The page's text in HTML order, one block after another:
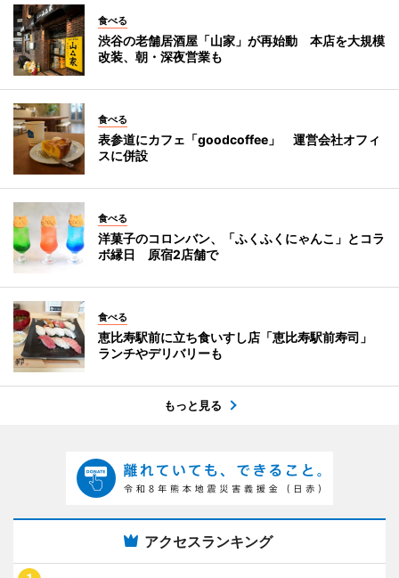
食べる
渋谷の老舗居酒屋「山家」が再始動 本店を大規模
改装、朝・深夜営業も
食べる
表参道にカフェ「goodcoffee」 運営会社オフィ
スに併設
食べる
洋菓子のコロンバン、「ふくふくにゃんこ」とコラ
ボ縁日 原宿2店舗で
食べる
恵比寿駅前に立ち食いすし店「恵比寿駅前寿司」
ランチやデリバリーも
もっと見る
アクセスランキング